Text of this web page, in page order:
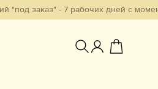
- 7 рабочих дней с момента